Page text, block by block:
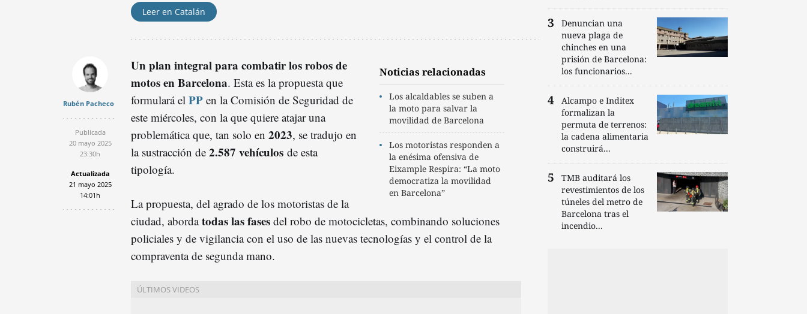
Leer en Catalán
Rubén Pacheco
Publicada
20 mayo 2025
23:30h
Actualizada
21 mayo 2025
14:01h
Noticias relacionadas
Los alcaldables se suben a
la moto para salvar la
movilidad de Barcelona
Los motoristas responden a
la enésima ofensiva de
Eixample Respira: “La moto
democratiza la movilidad
en Barcelona”
Un plan integral para combatir los robos de
motos en Barcelona. Esta es la propuesta que
formulará el PP en la Comisión de Seguridad de
este miércoles, con la que quiere atajar una
problemática que, tan solo en 2023, se tradujo en
la sustracción de 2.587 vehículos de esta
tipología.
La propuesta, del agrado de los motoristas de la
ciudad, abordatodas las fases del robo de motocicletas, combinando soluciones
policiales y de vigilancia con el uso de las nuevas tecnologías y el control de la
compraventa de segunda mano.
Denuncian una
nueva plaga de
chinches en una
prisión de Barcelona:
los funcionarios...
Alcampo e Inditex
formalizan la
permuta de terrenos:
la cadena alimentaria
construirá...
TMB auditará los
revestimientos de los
túneles del metro de
Barcelona tras el
incendio...